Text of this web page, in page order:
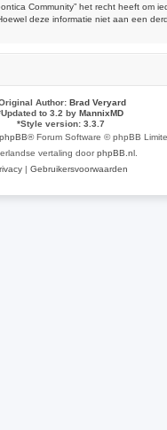
Community” het recht heeft om
deze informatie niet aan een
Author: Brad Veryard
Updated to 3.2 by MannixMD
*Style version: 3.3.7
phpBB® Forum Software © phpBB
vertaling doorphpBB.nl
| Gebruikersvoorwaarden